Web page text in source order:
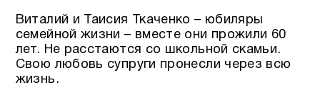
Виталий и Таисия Ткаченко – юбиляры
семейной жизни – вместе они прожили 60
лет. Не расстаются со школьной скамьи.
Свою любовь супруги пронесли через всю
жизнь.